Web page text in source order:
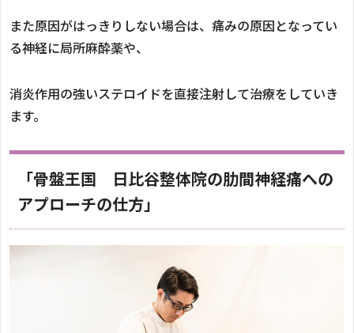
また原因がはっきりしない場合は、痛みの原因となってい
る神経に局所麻酔薬や、
消炎作用の強いステロイドを直接注射して治療をしていき
ます。
「骨盤王国 日比谷整体院の肋間神経痛への
アプローチの仕方」